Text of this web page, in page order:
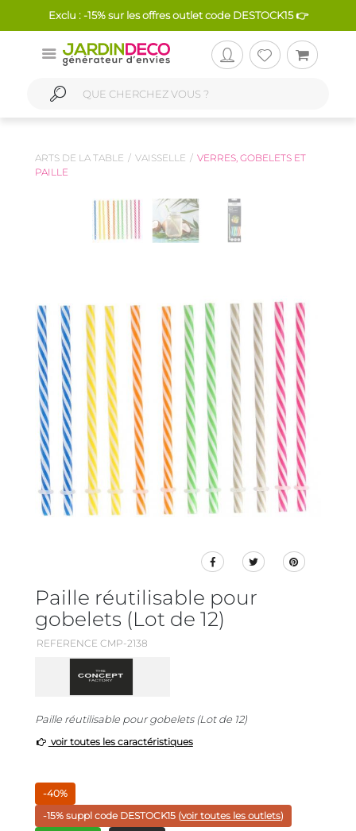
Exclu : -15% sur les offres outlet code DESTOCK15 👉
ARTS DE LA TABLE VAISSELLE
VERRES, GOBELETS ET
PAILLE
Paille réutilisable pour
gobelets (Lot de 12)
REFERENCE CMP-2138
Paille réutilisable pour gobelets (Lot de 12)
voir toutes les caractéristiques
-40%
-15% suppl code DESTOCK15 (voir toutes les outlets)